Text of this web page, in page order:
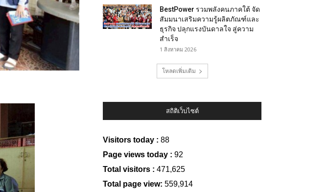
BestPower รวมพลังคนภาคใต้ จัด
สัมมนาเสริมความรู้ผลิตภัณฑ์และ
ธุรกิจ ปลุกแรงบันดาลใจ สู่ความ
สำเร็จ
1 สิงหาคม 2026
โหลดเพิ่มเติม
สถิติเว็บไซต์
Visitors today : 88
Page views today : 92
Total visitors : 471,625
Total page view: 559,914